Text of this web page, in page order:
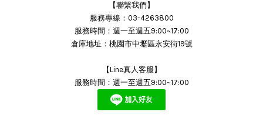
【聯繫我們】
服務專線：03-4263800
服務時間：週一至週五9:00~17:00
倉庫地址：桃園市中壢區永安街19號
【Line真人客服】
服務時間：週一至週五9:00~17:00